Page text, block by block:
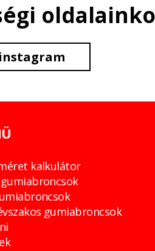
instagram
kalkulátor
gumiabroncsok